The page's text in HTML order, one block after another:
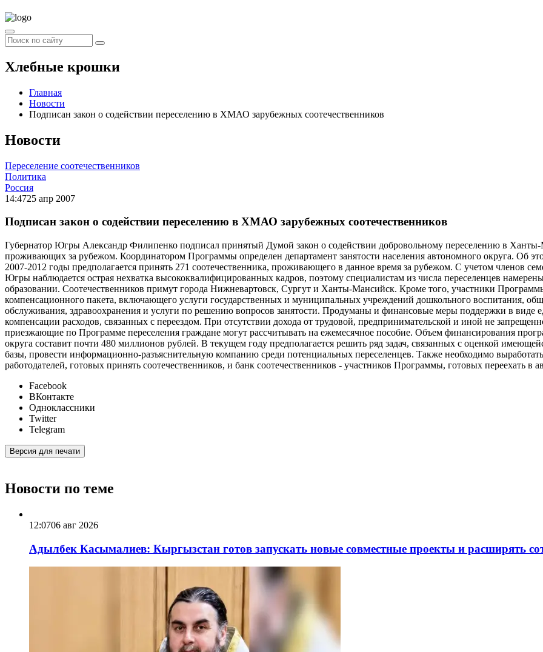
Хлебные крошки
Главная
Новости
Подписан закон о содействии переселению в ХМАО зарубежных соотечественников
Новости
Переселение соотечественников
Политика
Россия
14:4725 апр 2007
Подписан закон о содействии переселению в ХМАО зарубежных соотечественников
Губернатор Югры Александр Филипенко подписал принятый Думой закон о содействии добровольному переселению в
проживающих за рубежом. Координатором Программы определен департамент занятости населения автономного округа. Об
2007-2012 годы предполагается принять 271 соотечественника, проживающего в данное время за рубежом. С учетом членов
Югры наблюдается острая нехватка высококвалифицированных кадров, поэтому специалистам из числа переселенцев
образовании. Соотечественников примут города Нижневартовск, Сургут и Ханты-Мансийск. Кроме того, участники
компенсационного пакета, включающего услуги государственных и муниципальных учреждений дошкольного воспитания,
обслуживания, здравоохранения и услуги по решению вопросов занятости. Продуманы и финансовые меры поддержки в виде
компенсации расходов, связанных с переездом. При отсутствии дохода от трудовой, предпринимательской и иной не
приезжающие по Программе переселения граждане могут рассчитывать на ежемесячное пособие. Объем финансирования
округа составит почти 480 миллионов рублей. В текущем году предполагается решить ряд задач, связанных с оценкой
базы, провести информационно-разъяснительную компанию среди потенциальных переселенцев. Также необходимо
работодателей, готовых принять соотечественников, и банк соотечественников - участников Программы, готовых переехать в
Facebook
ВКонтакте
Одноклассники
Twitter
Telegram
Версия для печати
Новости по теме
12:0706 авг 2026
Адылбек Касымалиев: Кыргызстан готов запускать новые совместные проекты и расширять